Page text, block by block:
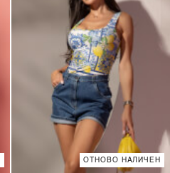
ОТНОВО НАЛИЧЕН